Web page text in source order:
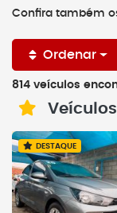
Confira também
Ordenar
814 veículos
DESTAQUE